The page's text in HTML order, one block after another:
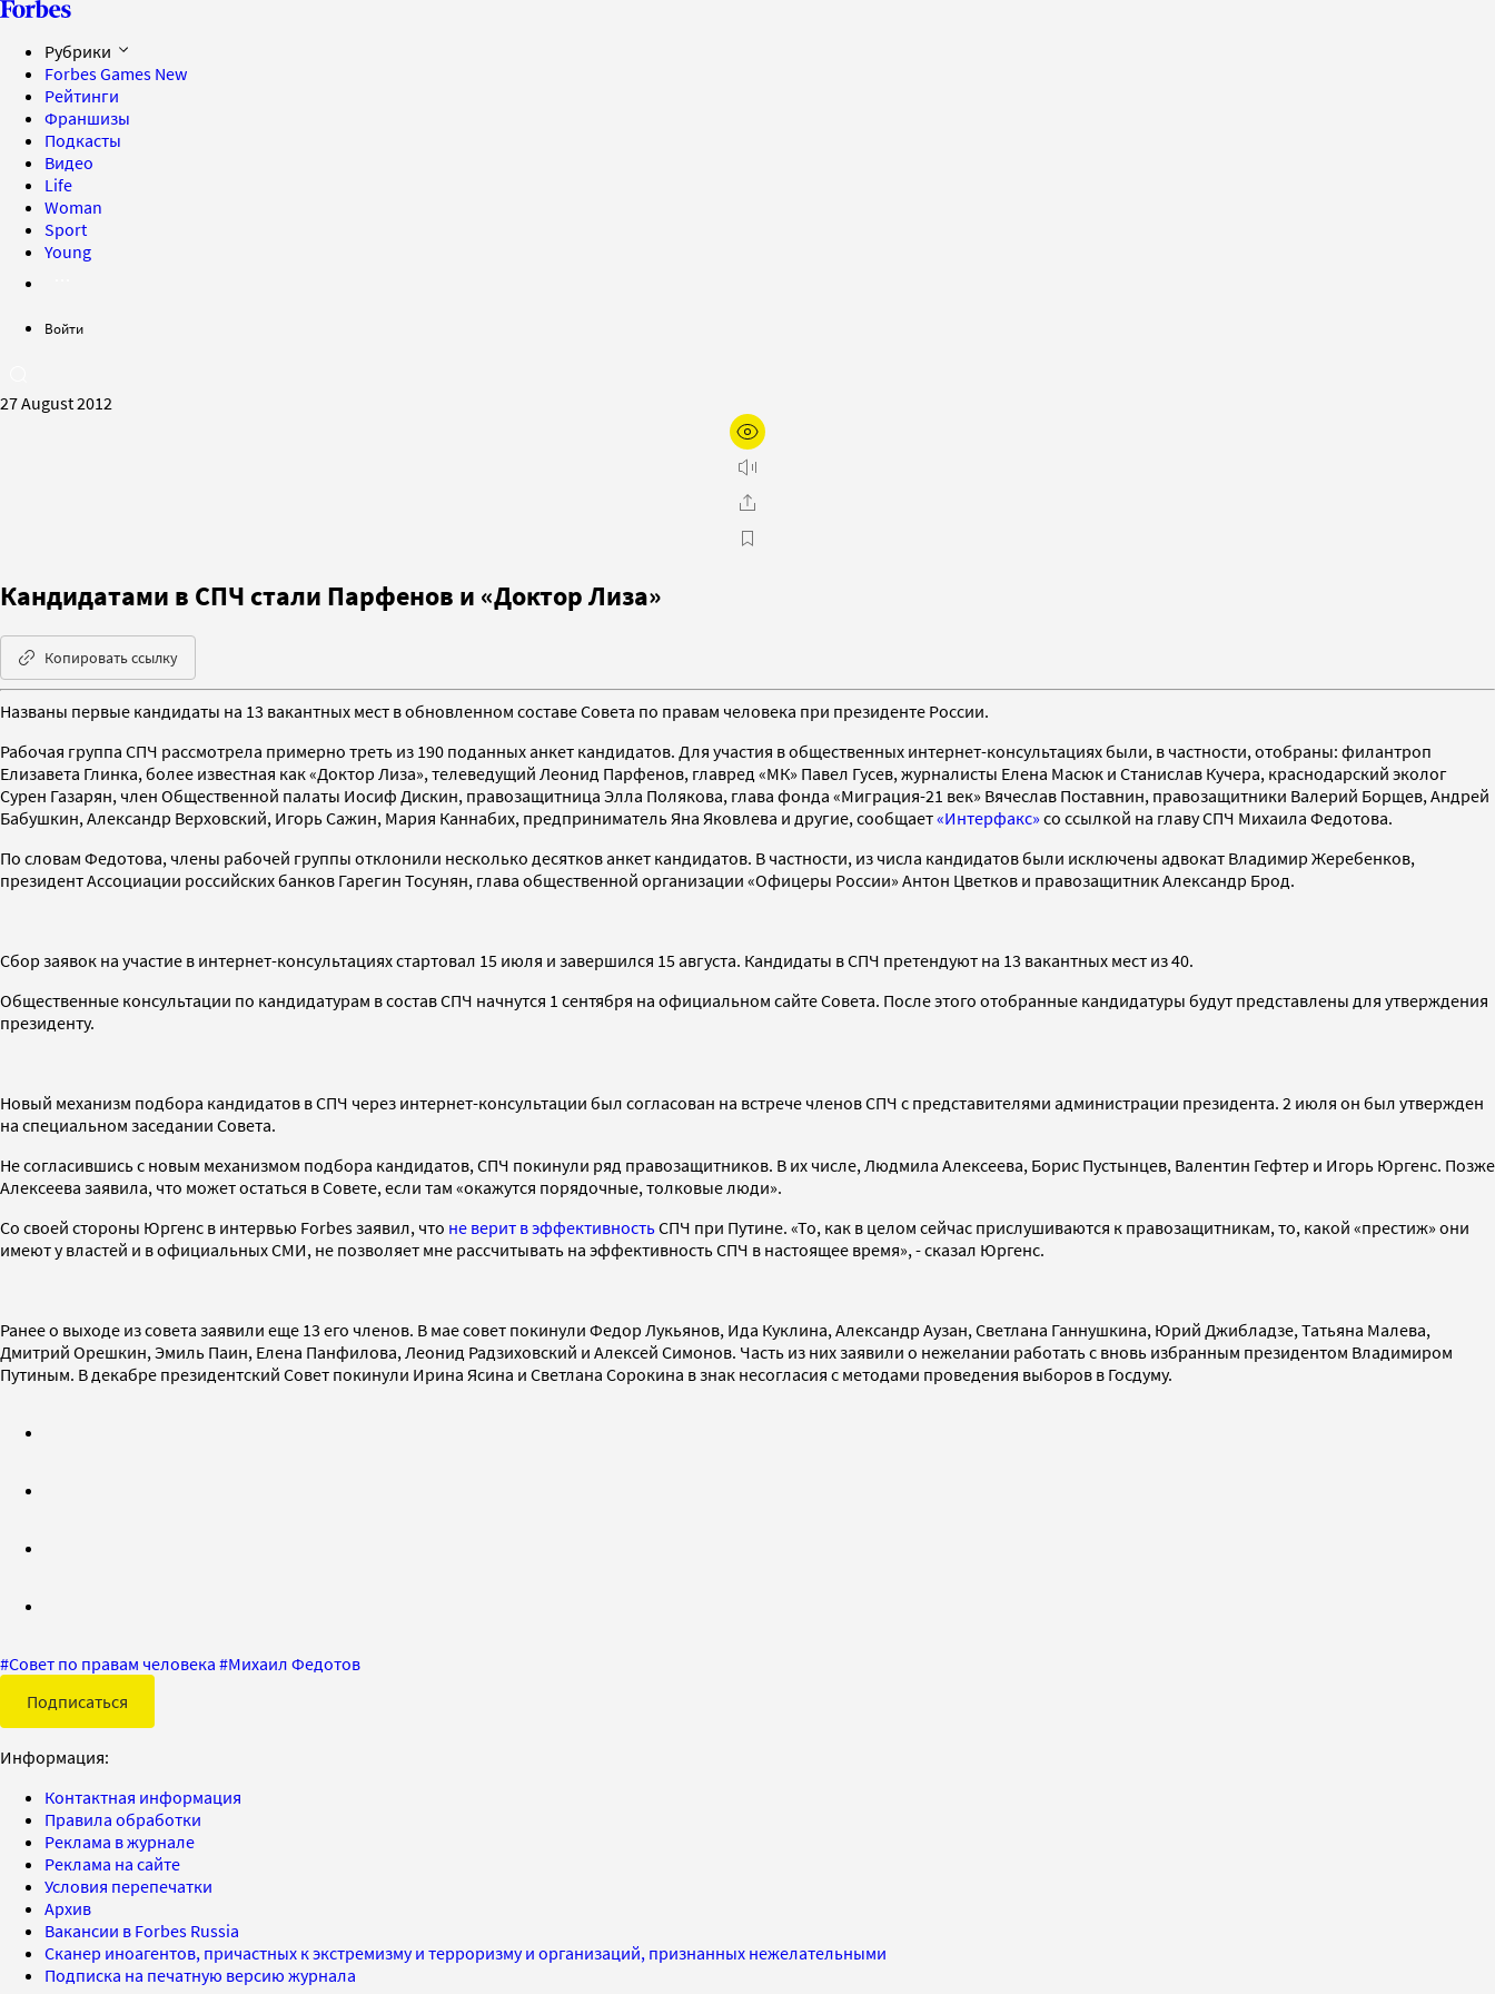
Рубрики
Forbes Games New
Рейтинги
Франшизы
Подкасты
Видео
Life
Woman
Sport
Young
Войти
27 August 2012
Кандидатами в СПЧ стали Парфенов и «Доктор Лиза»
Копировать ссылку
Названы первые кандидаты на 13 вакантных мест в обновленном составе Совета по правам человека при президенте России.
Рабочая группа СПЧ рассмотрела примерно треть из 190 поданных анкет кандидатов. Для участия в общественных интернет-консультациях были, в частности, отобраны: филантроп
Елизавета Глинка, более известная как «Доктор Лиза», телеведущий Леонид Парфенов, главред «МК» Павел Гусев, журналисты Елена Масюк и Станислав Кучера, краснодарский эколог
Сурен Газарян, член Общественной палаты Иосиф Дискин, правозащитница Элла Полякова, глава фонда «Миграция-21 век» Вячеслав Поставнин, правозащитники Валерий Борщев, Андрей
Бабушкин, Александр Верховский, Игорь Сажин, Мария Каннабих, предприниматель Яна Яковлева и другие, сообщает«Интерфакс» со ссылкой на главу СПЧ Михаила Федотова.
По словам Федотова, члены рабочей группы отклонили несколько десятков анкет кандидатов. В частности, из числа кандидатов были исключены адвокат Владимир Жеребенков,
президент Ассоциации российских банков Гарегин Тосунян, глава общественной организации «Офицеры России» Антон Цветков и правозащитник Александр Брод.
Сбор заявок на участие в интернет-консультациях стартовал 15 июля и завершился 15 августа. Кандидаты в СПЧ претендуют на 13 вакантных мест из 40.
Общественные консультации по кандидатурам в состав СПЧ начнутся 1 сентября на официальном сайте Совета. После этого отобранные кандидатуры будут представлены для утверждения
президенту.
Новый механизм подбора кандидатов в СПЧ через интернет-консультации был согласован на встрече членов СПЧ с представителями администрации президента. 2 июля он был утвержден
на специальном заседании Совета.
Не согласившись с новым механизмом подбора кандидатов, СПЧ покинули ряд правозащитников. В их числе, Людмила Алексеева, Борис Пустынцев, Валентин Гефтер и Игорь Юргенс. Позже
Алексеева заявила, что может остаться в Совете, если там «окажутся порядочные, толковые люди».
Со своей стороны Юргенс в интервью Forbes заявил, что не верит в эффективностьСПЧ при Путине. «То, как в целом сейчас прислушиваются к правозащитникам, то, какой «престиж» они
имеют у властей и в официальных СМИ, не позволяет мне рассчитывать на эффективность СПЧ в настоящее время», - сказал Юргенс.
Ранее о выходе из совета заявили еще 13 его членов. В мае совет покинули Федор Лукьянов, Ида Куклина, Александр Аузан, Светлана Ганнушкина, Юрий Джибладзе, Татьяна Малева,
Дмитрий Орешкин, Эмиль Паин, Елена Панфилова, Леонид Радзиховский и Алексей Симонов. Часть из них заявили о нежелании работать с вновь избранным президентом Владимиром
Путиным. В декабре президентский Совет покинули Ирина Ясина и Светлана Сорокина в знак несогласия с методами проведения выборов в Госдуму.
#Совет по правам человека #Михаил Федотов
Подписаться
Информация:
Контактная информация
Правила обработки
Реклама в журнале
Реклама на сайте
Условия перепечатки
Архив
Вакансии в Forbes Russia
Сканер иноагентов, причастных к экстремизму и терроризму и организаций, признанных нежелательными
Подписка на печатную версию журнала